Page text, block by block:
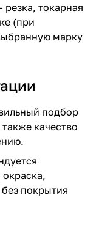
резка, токарная
(при
марку
подбор
качество
покрытия